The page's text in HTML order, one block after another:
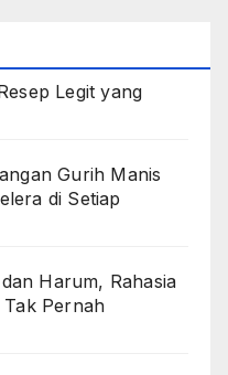
Legit yang
Gurih Manis
di Setiap
Harum, Rahasia
Tak Pernah